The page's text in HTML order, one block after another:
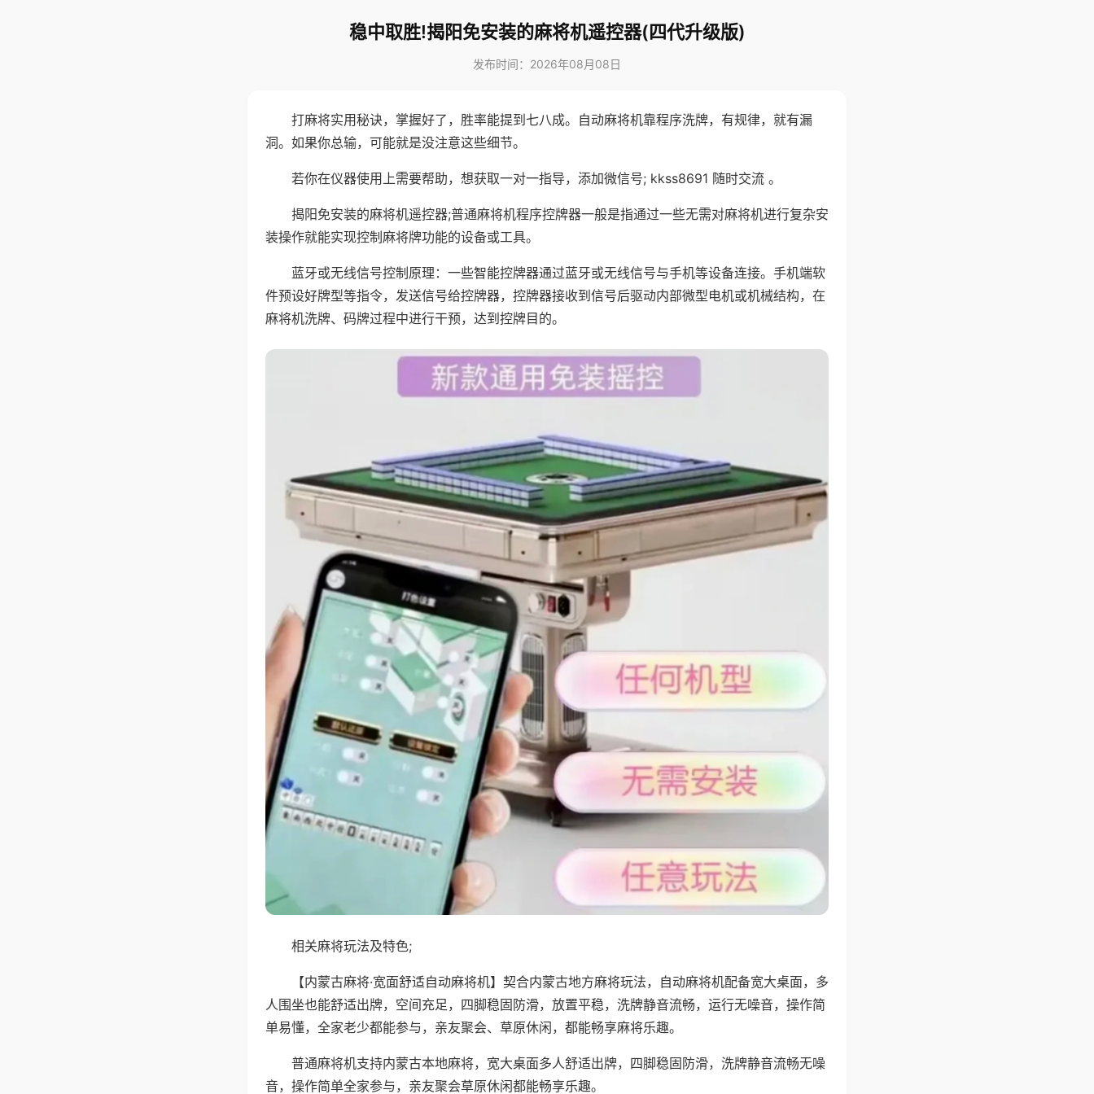
稳中取胜!揭阳免安装的麻将机遥控器(四代升级版)
发布时间：2026年08月08日
打麻将实用秘诀，掌握好了，胜率能提到七八成。自动麻将机靠程序洗牌，有规律，就有漏
洞。如果你总输，可能就是没注意这些细节。
若你在仪器使用上需要帮助，想获取一对一指导，添加微信号; kkss8691 随时交流 。
揭阳免安装的麻将机遥控器;普通麻将机程序控牌器一般是指通过一些无需对麻将机进行复杂安
装操作就能实现控制麻将牌功能的设备或工具。
蓝牙或无线信号控制原理：一些智能控牌器通过蓝牙或无线信号与手机等设备连接。手机端软
件预设好牌型等指令，发送信号给控牌器，控牌器接收到信号后驱动内部微型电机或机械结构，在
麻将机洗牌、码牌过程中进行干预，达到控牌目的。
相关麻将玩法及特色;
【内蒙古麻将·宽面舒适自动麻将机】契合内蒙古地方麻将玩法，自动麻将机配备宽大桌面，多
人围坐也能舒适出牌，空间充足，四脚稳固防滑，放置平稳，洗牌静音流畅，运行无噪音，操作简
单易懂，全家老少都能参与，亲友聚会、草原休闲，都能畅享麻将乐趣。
普通麻将机支持内蒙古本地麻将，宽大桌面多人舒适出牌，四脚稳固防滑，洗牌静音流畅无噪
音，操作简单全家参与，亲友聚会草原休闲都能畅享乐趣。